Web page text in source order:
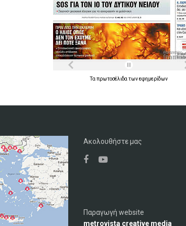
Τα πρωτοσέλιδα τωνεφημερίδων
Ακολουθήστε μας
Παραγωγή website
metrovista creative media